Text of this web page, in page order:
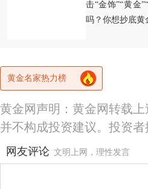
击“金饰”“黄金
吗？你想抄底黄
黄金名家热力榜
黄金网声明：黄金网转载
并不构成投资建议。投资者
网友评论 文明上网，理性发言